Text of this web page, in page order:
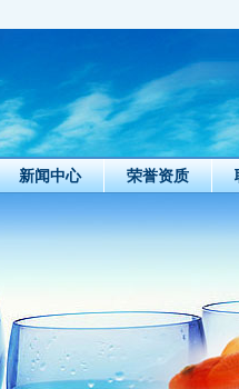
新闻中心 荣誉资质